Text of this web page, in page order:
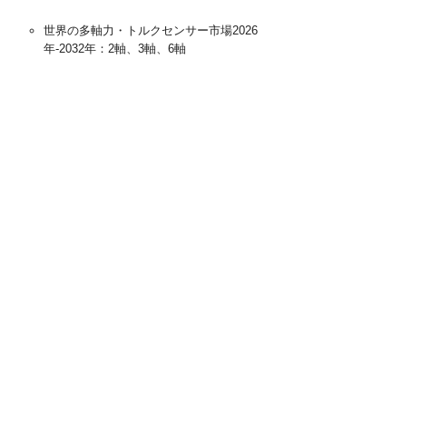
世界の多軸力・トルクセンサー市場2026
年-2032年：2軸、3軸、6軸